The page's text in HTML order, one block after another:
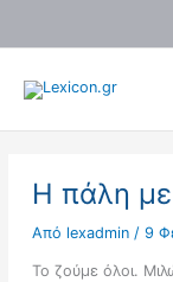
Η πάλη με
Από lexadmin / 9
Το ζούμε όλοι.